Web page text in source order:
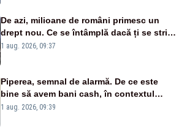
De azi, milioane de români primesc un
drept nou. Ce se întâmplă dacă ți se strică
un produs
1 aug. 2026, 09:37
Piperea, semnal de alarmă. De ce este
bine să avem bani cash, în contextul
alertei energetice?
1 aug. 2026, 09:39